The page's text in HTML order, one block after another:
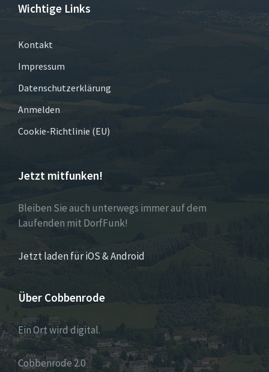
Wichtige Links
Kontakt
Impressum
Datenschutzerklärung
Anmelden
Cookie-Richtlinie (EU)
Jetzt mitfunken!
Bleiben Sie auch unterwegs immer auf dem
Laufenden mit DorfFunk!
Jetzt laden für iOS & Android
Über Cobbenrode
Ein Ort wird digital.
Cobbenrode 2.0